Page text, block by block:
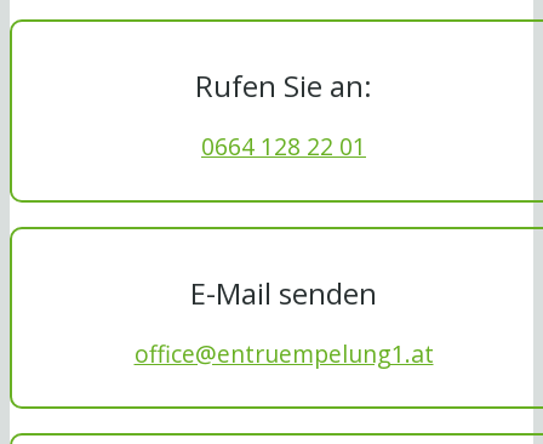
Rufen Sie an:
0664 128 22 01
E-Mail senden
office@entruempelung1.at